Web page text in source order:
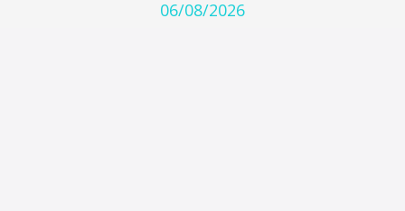
06/08/2026